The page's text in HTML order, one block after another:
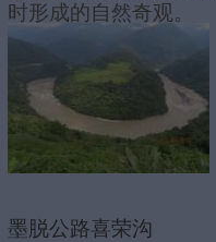
时形成的自然奇观。
墨脱公路喜荣沟